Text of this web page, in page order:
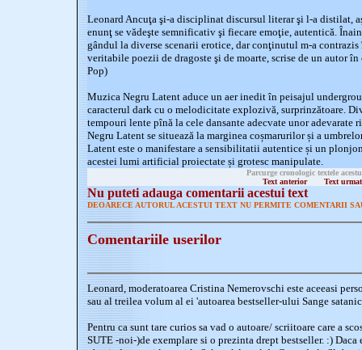
Leonard Ancuţa şi-a disciplinat discursul literar şi l-a distilat,
enunţ se vădeşte semnificativ şi fiecare emoţie, autentică.
gândul la diverse scenarii erotice, dar conţinutul m-a
veritabile poezii de dragoste şi de moarte, scrise de un autor
Pop)
Muzica Negru Latent aduce un aer inedit în peisajul
caracterul dark cu o melodicitate explozivă, surprinzătoare.
tempouri lente pînă la cele dansante adecvate unor adevarate
Negru Latent se situează la marginea coșmarurilor și a
Latent este o manifestare a sensibilitatii autentice și un
acestei lumi artificial proiectate și grotesc manipulate.
Parcurge cronologic textele
Text anterior
Text
Nu puteti adauga comentarii acestui text
DEOARECE AUTORUL ACESTUI TEXT NU PERMITE COMENTARII
Comentariile userilor
Leonard, moderatoarea Cristina Nemerovschi este aceeasi
sau al treilea volum al ei 'autoarea bestseller-ului Sange
Pentru ca sunt tare curios sa vad o autoare/ scriitoare care a
SUTE -noi-)de exemplare si o prezinta drept bestseller. :)